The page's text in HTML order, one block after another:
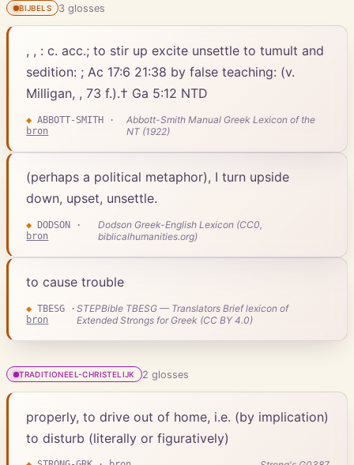
BIJBELS 3glosses
, , : c. acc.; to stir up excite unsettle to tumult and
sedition: ; Ac 17:6 21:38 by false teaching: (v.
Milligan, , 73 f.).† Ga 5:12 NTD
◆ ABBOTT-SMITH ·
bron
Abbott-Smith Manual Greek Lexicon of the
NT (1922)
(perhaps a political metaphor), I turn upside
down, upset, unsettle.
◆ DODSON ·
bron
Dodson Greek-English Lexicon (CC0,
biblicalhumanities.org)
to cause trouble
◆ TBESG ·
bron
STEPBible TBESG — Translators Brief lexicon of
Extended Strongs for Greek (CC BY 4.0)
TRADITIONEEL-CHRISTELIJK 2 glosses
properly, to drive out of home, i.e. (by implication)
to disturb (literally or figuratively)